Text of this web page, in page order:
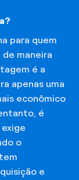
para quem
de maneira
é a
apenas uma
econômico
é
o
e